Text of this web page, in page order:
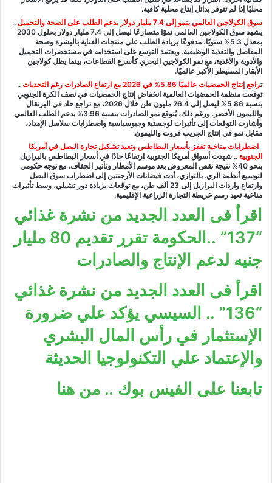
محليًا إذا لم تتوفر بدائل إنتاج محلية كافية.
سوق الكولاجين العالمي ينمو إلى 7.4 مليار دولار بدعم الطلب على الصحة والتجميل
..
يشهد سوق الكولاجين العالمي نموًا متسارعًا ليصل إلى 7.4 مليار دولار بحلول 2030
بمعدل 5.3% سنويًا، مدفوعًا بزيادة الطلب على منتجات العناية بالبشرة وصحة
المفاصل والتغذية الوظيفية. ويعتمد التوسع على استخدامه في مستحضرات التجميل
والأدوية والأغذية، مع نمو الكولاجين البحري كأسرع القطاعات، بينما يظل كولاجين
الأبقار المسيطر الأكبر عالميًا.
تراجع إنتاج الحمضيات عالميًا 5.86% في 2026 مع ارتفاع الصادرات رغم التحديات
..
توقعت منظمة الحمضيات العالمية انخفاض إنتاج الحمضيات في نصف الكرة الجنوبي
بنسبة 5.86% ليصل إلى 26.4 مليون طن خلال 2026، مع تراجع حاد في البرتقال
والليمون الأخضر. ورغم ذلك، يُتوقع نمو الصادرات بنسبة 3.96% بدعم الطلب العالمي.
وأشارت التوقعات إلى تأثيرات لوجستية وجيوسياسية واضطرابات سلاسل الإمداد،
مقابل نمو في إنتاج الجريب فروت والليمون.
اضطرابات مناخية تقفز بأسعار البطاطس وتعيد تشكيل تجارة البصل في أمريكا
الجنوبية .. شهدت أسواق أمريكا الجنوبية ارتفاعًا حادًا في أسعار البطاطس بالبرازيل
بنحو 40% نتيجة نقص المعروض بعد موسم الأمطار وتأثير الجفاف، مع توجه حكومي
لتوسيع أنظمة الري. بالتوازي، أدت فيضانات الأرجنتين إلى اضطراب سوق البصل
وارتفاع واردات البرازيل إلى 23 ألف طن، مع توقعات بزيادة دور تشيلي، وسط تأثيرات
مناخية تعيد رسم خريطة التجارة الزراعية الإقليمية.
اقرأ فى العدد الجديد من نشرة غذائي
“137” ..الحكومة تقرر تقديم 80 مليار
جنيه لدعم الإنتاج والصادرات
اقرأ فى العدد الجديد من نشرة غذائي
“136” .. السيسي يؤكد علي ضرورة
الإستثمار في رأس المال البشري
والإعتماد علي التكنولوجيا الحديثة
تابعنا على الفيس بوك .. من هنا